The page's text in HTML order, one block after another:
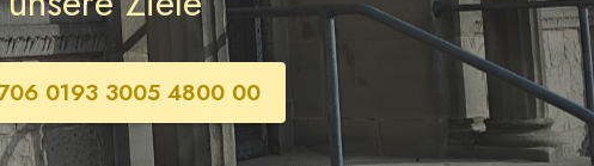
0193 3005 4800 00